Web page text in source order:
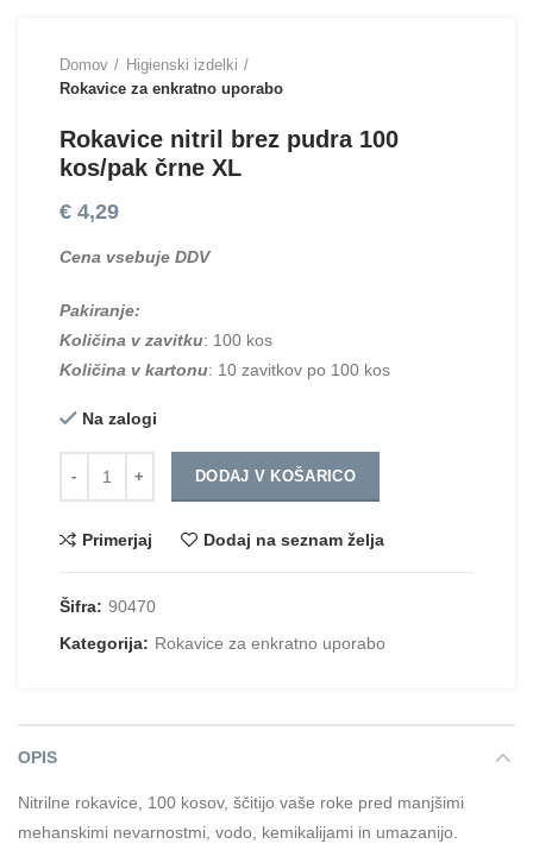
Domov
Higienski izdelki
Rokavice za enkratno uporabo
Rokavice nitril brez pudra 100
kos/pak črne XL
€ 4,29
Cena vsebuje DDV
Pakiranje:
Količina v zavitku: 100 kos
Količina v kartonu: 10 zavitkov po 100 kos
Na zalogi
DODAJ V KOŠARICO
Primerjaj Dodaj na seznam želja
Šifra: 90470
Kategorija: Rokavice za enkratno uporabo
OPIS
Nitrilne rokavice, 100 kosov, ščitijo vaše roke pred manjšimi
mehanskimi nevarnostmi, vodo, kemikalijami in umazanijo.